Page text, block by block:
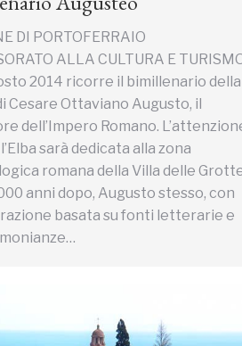
DI PORTOFERRAIO
ALLA CULTURA E
2014 ricorre il bimillenario della
Cesare Ottaviano Augusto, il
dell’Impero Romano.
sarà dedicata alla zona
romana della Villa delle
anni dopo, Augusto stesso, con
basata su fonti letterarie e